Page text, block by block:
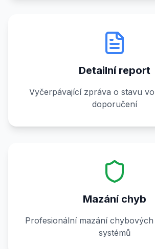
Detailní report
Vyčerpávající zpráva o stavu
doporučení
Mazání chyb
Profesionální mazání
systémů